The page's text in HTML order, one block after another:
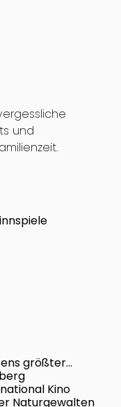
und
größter
Kino
Naturgewalten